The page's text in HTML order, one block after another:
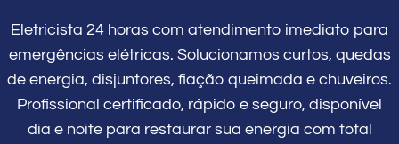
Eletricista 24 horas com atendimento imediato para
emergências elétricas. Solucionamos curtos, quedas
de energia, disjuntores, fiação queimada e chuveiros.
Profissional certificado, rápido e seguro, disponível
dia e noite para restaurar sua energia com total